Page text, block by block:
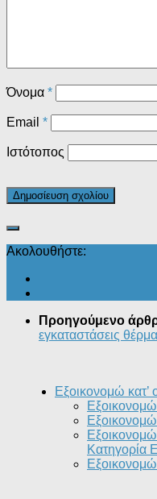
Όνομα *
Email *
Ιστότοπος
Ακολουθήστε:
Προηγούμενο
εγκαταστάσεις
Εξοικονομώ κατ’
Εξοικονομώ
Εξοικονομώ
Κατηγορία